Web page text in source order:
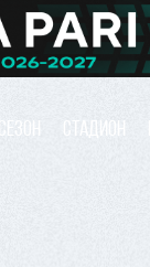
СЕЗОН СТАДИОН